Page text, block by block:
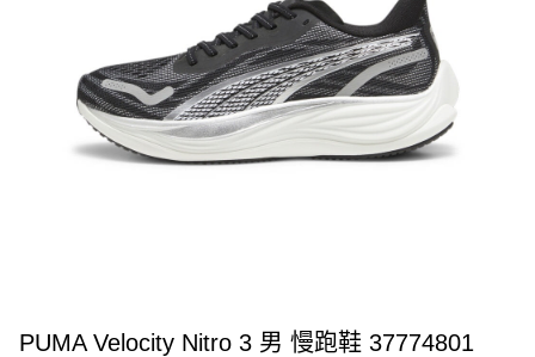
PUMA Velocity Nitro 3 男 慢跑鞋 37774801